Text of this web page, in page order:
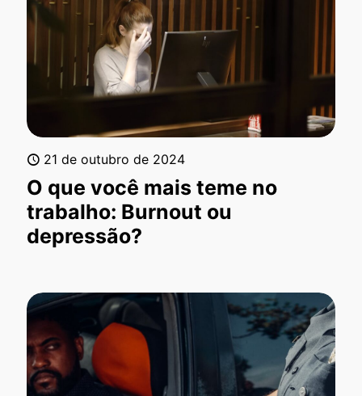
21 de outubro de 2024
O que você mais teme no
trabalho: Burnout ou
depressão?